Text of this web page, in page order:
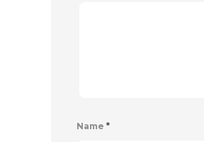
Name *